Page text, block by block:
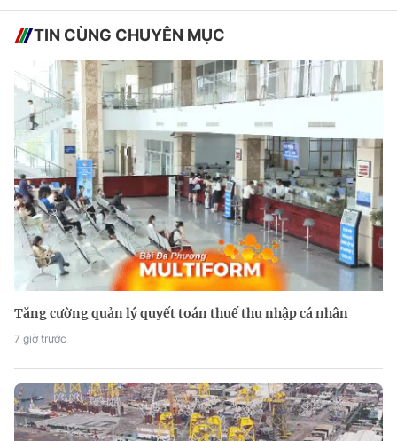
TIN CÙNG CHUYÊN MỤC
Tăng cường quản lý quyết toán thuế thu nhập cá nhân
7 giờ trước